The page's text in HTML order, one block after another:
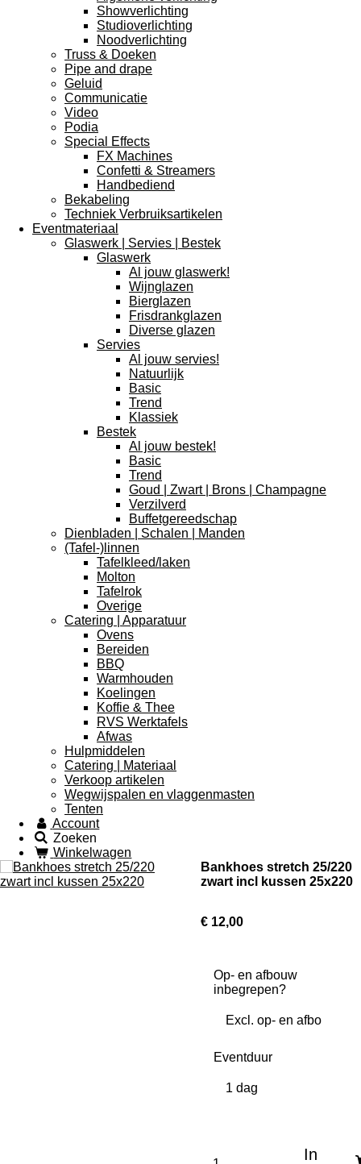
Showverlichting
Studioverlichting
Noodverlichting
Truss & Doeken
Pipe and drape
Geluid
Communicatie
Video
Podia
Special Effects
FX Machines
Confetti & Streamers
Handbediend
Bekabeling
Techniek Verbruiksartikelen
Eventmateriaal
Glaswerk | Servies | Bestek
Glaswerk
Al jouw glaswerk!
Wijnglazen
Bierglazen
Frisdrankglazen
Diverse glazen
Servies
Al jouw servies!
Natuurlijk
Basic
Trend
Klassiek
Bestek
Al jouw bestek!
Basic
Trend
Goud | Zwart | Brons | Champagne
Verzilverd
Buffetgereedschap
Dienbladen | Schalen | Manden
(Tafel-)linnen
Tafelkleed/laken
Molton
Tafelrok
Overige
Catering | Apparatuur
Ovens
Bereiden
BBQ
Warmhouden
Koelingen
Koffie & Thee
RVS Werktafels
Afwas
Hulpmiddelen
Catering | Materiaal
Verkoop artikelen
Wegwijspalen en vlaggenmasten
Tenten
Account
Zoeken
Winkelwagen
Bankhoes stretch 25/220
zwart incl kussen 25x220
€ 12,00
Op- en afbouw
inbegrepen?
Eventduur
In